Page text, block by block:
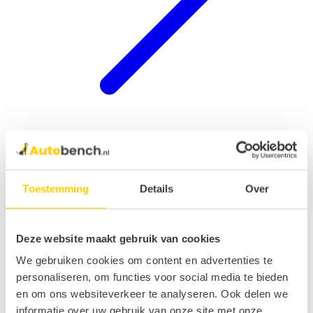
Toestemming Details Over
Deze website maakt gebruik van cookies
We gebruiken cookies om content en advertenties te
personaliseren, om functies voor social media te bieden
en om ons websiteverkeer te analyseren. Ook delen we
informatie over uw gebruik van onze site met onze
Hondenrek auto